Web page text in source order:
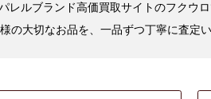
レルブランド高価買取サイトのフクウ
の大切なお品を、一品ずつ丁寧に査定